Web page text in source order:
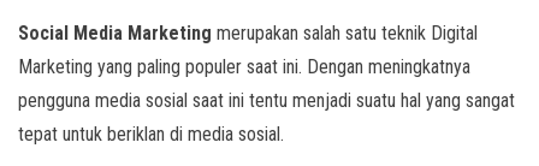
Social Media Marketing merupakan salah satu teknik Digital
Marketing yang paling populer saat ini. Dengan meningkatnya
pengguna media sosial saat ini tentu menjadi suatu hal yang sangat
tepat untuk beriklan di media sosial.